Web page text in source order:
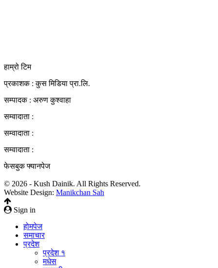
हाम्रो टिम
प्रकाशक : कुस मिडिया प्रा‍.लि.
सम्पादक : अरुण कुश्वाहा
सम्वादाता :
सम्वादाता :
सम्वादाता :
फेसबुक फ्यानपेज
© 2026 - Kush Dainik. All Rights Reserved.
Website Design: Manikchan Sah
Sign in
होमपेज
समाचार
प्रदेश
प्रदेश १
मधेस